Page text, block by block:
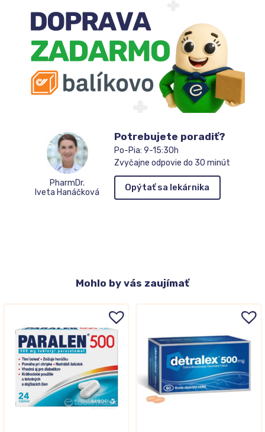
PharmDr.
Iveta Hanáčková
Potrebujete poradiť?
Po-Pia: 9-15:30h
Zvyčajne odpovie do 30 minút
Opýtať sa lekárnika
Mohlo by vás zaujímať